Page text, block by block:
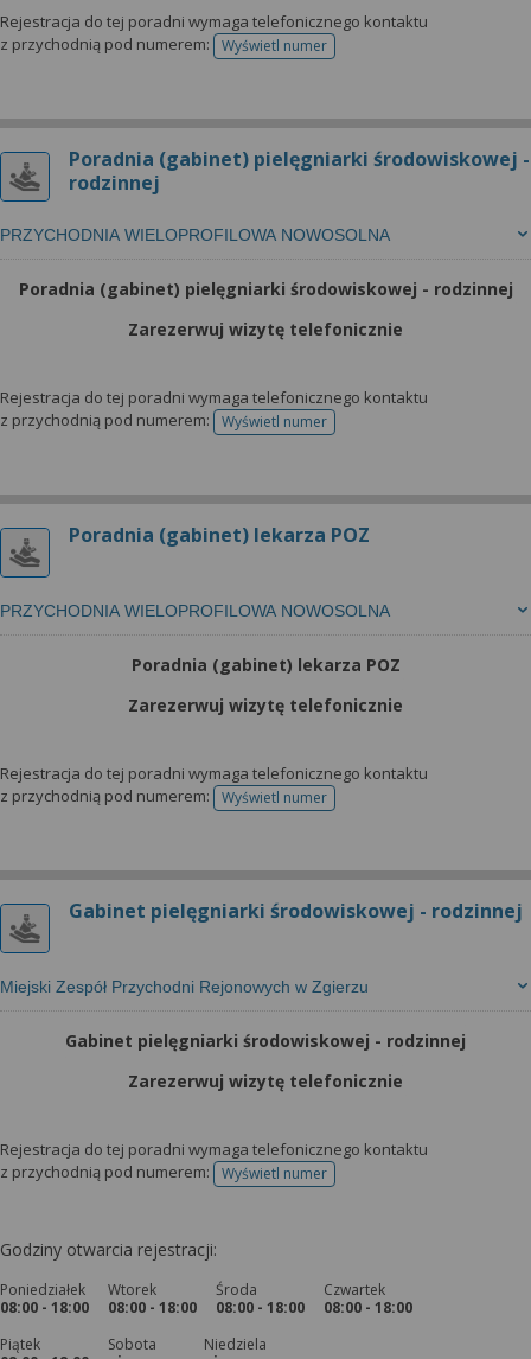
Rejestracja do tej poradni wymaga telefonicznego kontaktu
z przychodnią pod numerem:
Wyświetl numertelefonu do rejestracji
Poradnia (gabinet) pielęgniarki środowiskowej -
rodzinnej
PRZYCHODNIA WIELOPROFILOWA NOWOSOLNA
Poradnia (gabinet) pielęgniarki środowiskowej - rodzinnej
Zarezerwuj wizytę telefonicznie
Rejestracja do tej poradni wymaga telefonicznego kontaktu
z przychodnią pod numerem:
Wyświetl numertelefonu do rejestracji
Poradnia (gabinet) lekarza POZ
PRZYCHODNIA WIELOPROFILOWA NOWOSOLNA
Poradnia (gabinet) lekarza POZ
Zarezerwuj wizytę telefonicznie
Rejestracja do tej poradni wymaga telefonicznego kontaktu
z przychodnią pod numerem:
Wyświetl numertelefonu do rejestracji
Gabinet pielęgniarki środowiskowej - rodzinnej
Miejski Zespół Przychodni Rejonowych w Zgierzu
Gabinet pielęgniarki środowiskowej - rodzinnej
Zarezerwuj wizytę telefonicznie
Rejestracja do tej poradni wymaga telefonicznego kontaktu
z przychodnią pod numerem:
Wyświetl numertelefonu do rejestracji
Godziny otwarcia rejestracji:
Poniedziałek
08:00 - 18:00
Wtorek
08:00 - 18:00
Środa
08:00 - 18:00
Czwartek
08:00 - 18:00
Piątek
Sobota
Niedziela